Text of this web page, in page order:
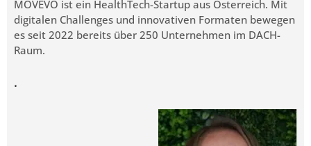
MOVEVO ist ein HealthTech-Startup aus Österreich. Mit
digitalen Challenges und innovativen Formaten bewegen
es seit 2022 bereits über 250 Unternehmen im DACH-
Raum.
.